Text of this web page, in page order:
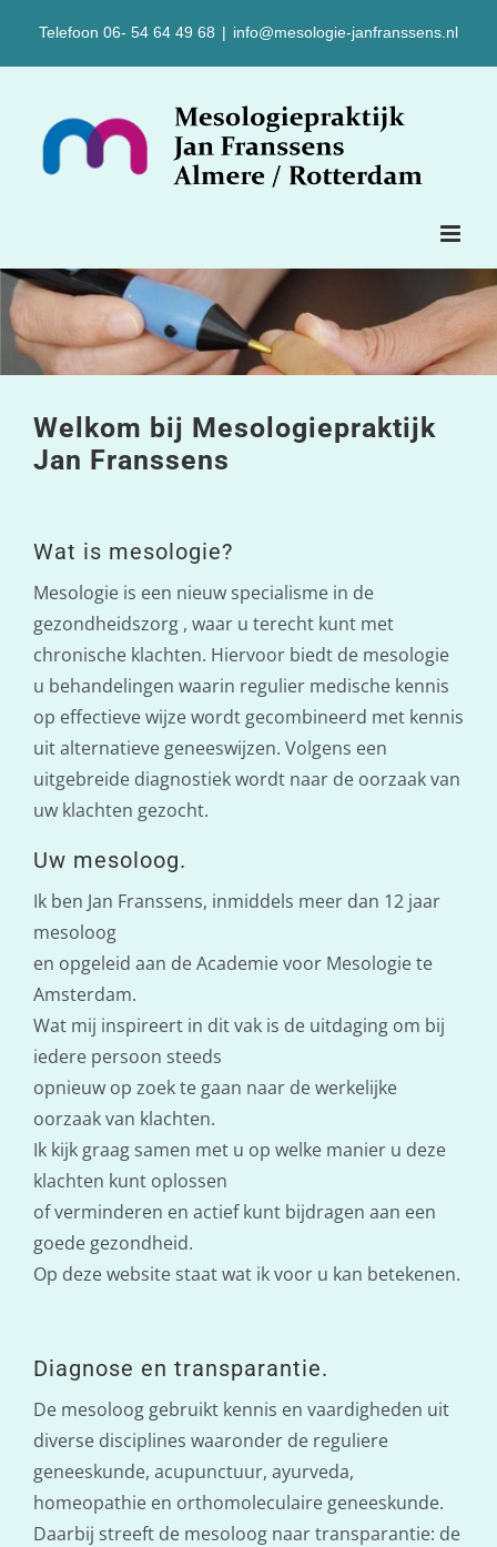
Telefoon 06- 54 64 49 68 | info@mesologie-janfranssens.nl
Welkom bij Mesologiepraktijk
Jan Franssens
Wat is mesologie?
Mesologie is een nieuw specialisme in de
gezondheidszorg , waar u terecht kunt met
chronische klachten. Hiervoor biedt de mesologie
u behandelingen waarin regulier medische kennis
op effectieve wijze wordt gecombineerd met kennis
uit alternatieve geneeswijzen. Volgens een
uitgebreide diagnostiek wordt naar de oorzaak van
uw klachten gezocht.
Uw mesoloog.
Ik ben Jan Franssens, inmiddels meer dan 12 jaar
mesoloog
en opgeleid aan de Academie voor Mesologie te
Amsterdam.
Wat mij inspireert in dit vak is de uitdaging om bij
iedere persoon steeds
opnieuw op zoek te gaan naar de werkelijke
oorzaak van klachten.
Ik kijk graag samen met u op welke manier u deze
klachten kunt oplossen
of verminderen en actief kunt bijdragen aan een
goede gezondheid.
Op deze website staat wat ik voor u kan betekenen.
Diagnose en transparantie.
De mesoloog gebruikt kennis en vaardigheden uit
diverse disciplines waaronder de reguliere
geneeskunde, acupunctuur, ayurveda,
homeopathie en orthomoleculaire geneeskunde.
Daarbij streeft de mesoloog naar transparantie: de